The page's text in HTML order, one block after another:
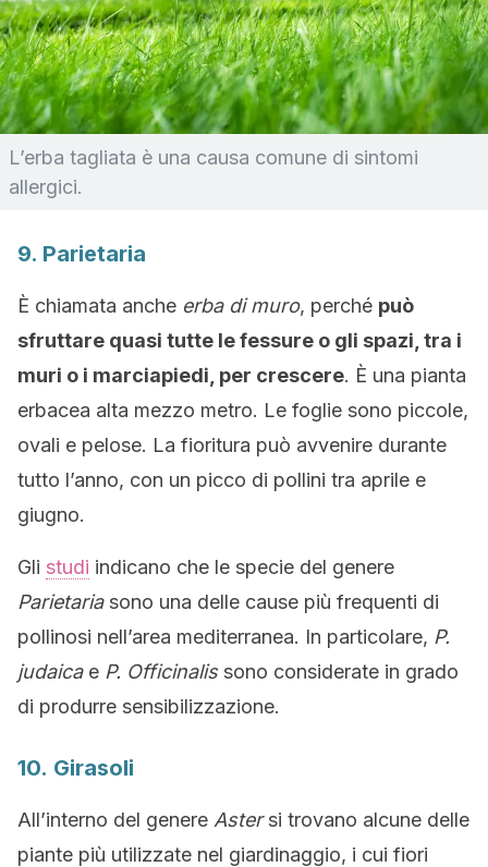
L’erba tagliata è una causa comune di sintomi
allergici.
9. Parietaria
È chiamata anche erba di muro, perché può
sfruttare quasi tutte le fessure o gli spazi, tra i
muri o i marciapiedi, per crescere. È una pianta
erbacea alta mezzo metro. Le foglie sono piccole,
ovali e pelose. La fioritura può avvenire durante
tutto l’anno, con un picco di pollini tra aprile e
giugno.
Gli studi indicano che le specie del genere
Parietariasono una delle cause più frequenti di
pollinosi nell’area mediterranea. In particolare, P.
judaicae P. Officinalissono considerate in grado
di produrre sensibilizzazione.
10. Girasoli
All’interno del genere Astersi trovano alcune delle
piante più utilizzate nel giardinaggio, i cui fiori